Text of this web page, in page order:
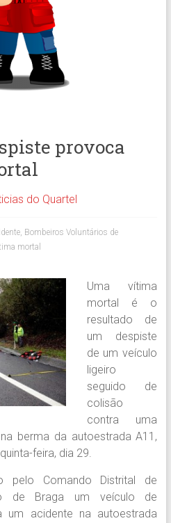
provoca
do Quartel
, Bombeiros Voluntários de
mortal
Uma vítima
mortal é o
resultado de
um despiste
de um veículo
ligeiro
seguido de
colisão
contra uma
berma da autoestrada A11,
feira, dia 29.
pelo Comando Distrital de
de Braga um veículo de
um acidente na autoestrada